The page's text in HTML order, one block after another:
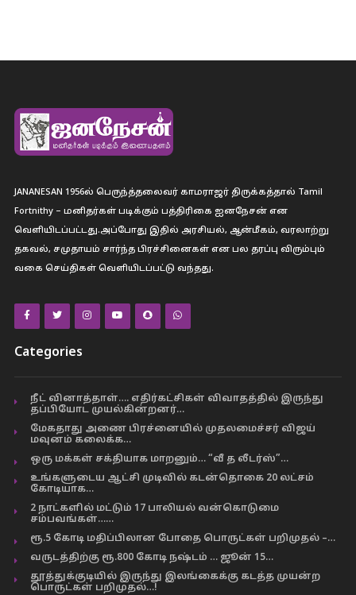
JANANESAN 1956ல் பெருந்த்தலைவர் காமராஜர் திருக்கத்தால் Tamil
Fortnithy – மனிதர்கள் படிக்கும் பத்திரிகை ஐனநேசன் என
வெளியிடப்பட்டது.அப்போது இதில் அரசியல், ஆன்மீகம், வரலாற்று
தகவல், சமுதாயம் சார்ந்த பிரச்சினைகள் என பல தரப்பு விரும்பும்
வகை செய்திகள் வெளியிடப்பட்டு வந்தது.
Categories
நீட் வினாத்தாள்…. எதிர்கட்சிகள் விவாதத்தில் இருந்து
தப்பியோட முயல்கின்றனர்…
மேகதாது அணை பிரச்னையில் முதலமைச்சர் விஜய்
மவுனம் கலைக்க…
ஒரு மக்கள் சக்தியாக மாறனும்… “வீ த லீடர்ஸ்”…
உங்களுடைய ஆட்சி முடிவில் கடன்தொகை 20 லட்சம்
கோடியாக…
2 நாட்களில் மட்டும் 17 பாலியல் வன்கொடுமை
சம்பவங்கள்……
ரூ.5 கோடி மதிப்பிலான போதை பொருட்கள் பறிமுதல் –…
வருடத்திற்கு ரூ.800 கோடி நஷ்டம் … ஜூன் 15…
தூத்துக்குடியில் இருந்து இலங்கைக்கு கடத்த முயன்ற
பொருட்கள் பறிமுதல்…!